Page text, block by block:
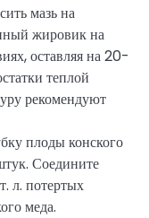
мазь на
жировик на
оставляя на 20-
теплой
рекомендуют
плоды конского
Соедините
л. потертых
меда.